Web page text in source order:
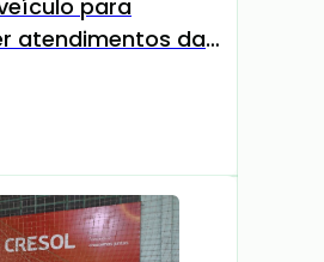
para
atendimentos da
Saúde da Família